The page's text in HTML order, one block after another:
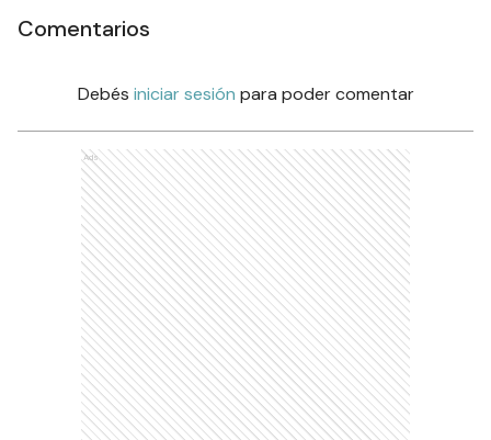
Comentarios
Debés iniciar sesión para poder comentar
Ads